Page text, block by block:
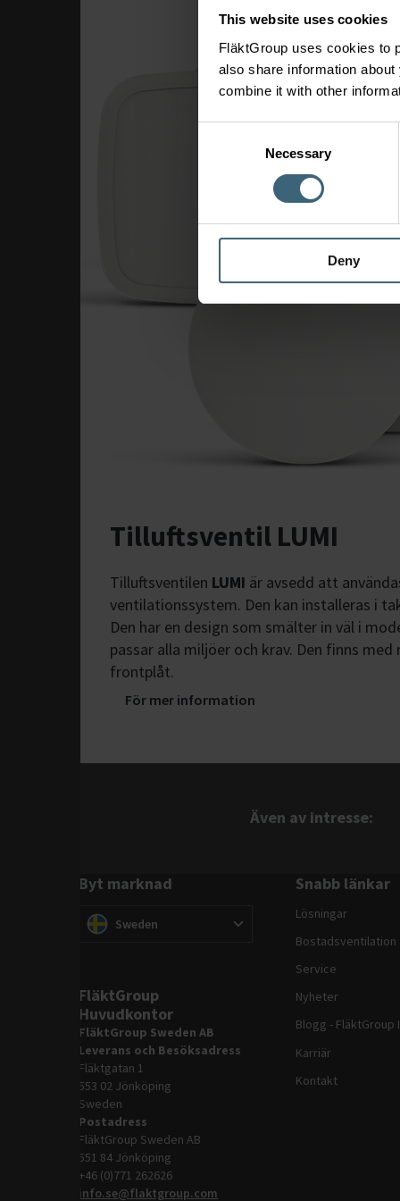
This website uses cookies
FläktGroup uses cookies to
also share information
combine it with other
Necessary
Deny
Tilluftsventil LUMI
Tilluftsventilen LUMI är avsedd att
ventilationssystem. Den kan installeras i
Den har en design som smälter in väl i
passar alla miljöer och krav. Den finns
frontplåt.
För mer information
Även av intresse
Byt marknad
Byt marknad
(Sweden
FläktGroup
Huvudkontor
FläktGroup Sweden AB
Leverans och Besöksadress
Fläktgatan 1
553 02 Jönköping
Sweden
Postadress
FläktGroup Sweden AB
551 84 Jönköping
+46 (0)771 262626
info.se@flaktgroup.com
Snabb länkar
Lösningar
Bostadsventilation
Service
Nyheter
Blogg - FläktGroup
Karriär
Kontakt